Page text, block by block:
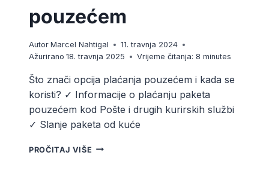
pouzećem
Autor Marcel Nahtigal
11. travnja 2024
Ažurirano 18. travnja 2025 Vrijeme čitanja: 8minutes
Što znači opcija plaćanja pouzećem i kada se
koristi? ✓ Informacije o plaćanju paketa
pouzećem kod Pošte i drugih kurirskih službi
✓ Slanje paketa od kuće
PROČITAJ VIŠE KAKO